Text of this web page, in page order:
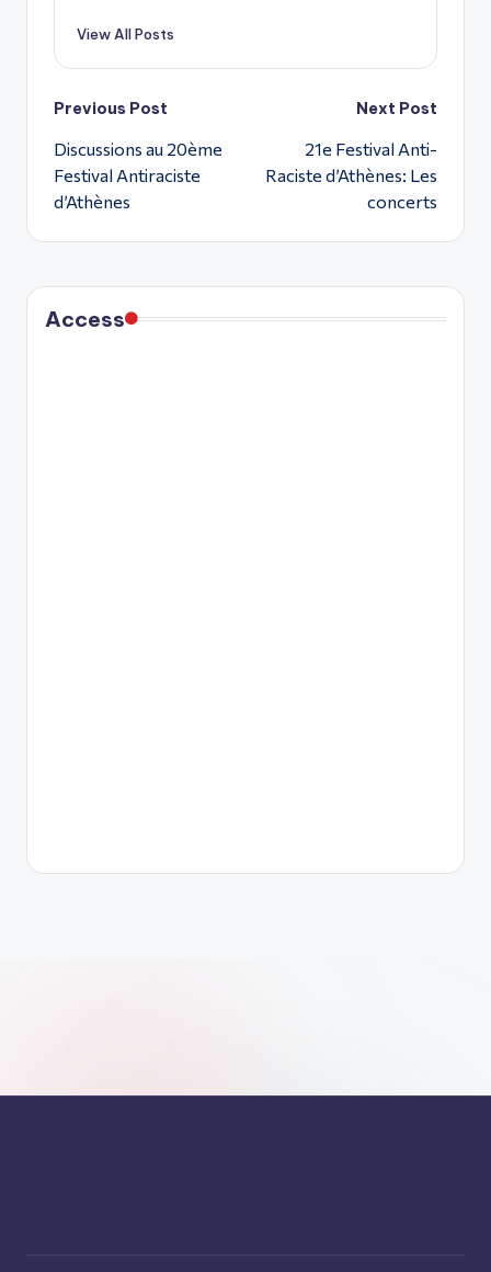
View All Posts
Post
navigation
Previous Post
Discussions au 20ème
Festival Antiraciste
d’Athènes
Next Post
21e Festival Anti-
Raciste d’Athènes: Les
concerts
Access